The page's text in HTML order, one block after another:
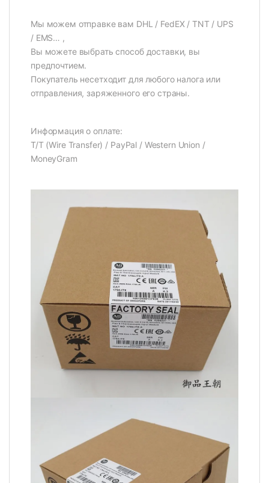
Мы можем отправке вам DHL / FedEX / TNT / UPS
/ EMS… ,
Вы можете выбрать способ доставки, вы
предпочтием.
Покупатель несетходит для любого налога или
отправления, заряженного его страны.
Информация о оплате:
T/T (Wire Transfer) / PayPal / Western Union /
MoneyGram